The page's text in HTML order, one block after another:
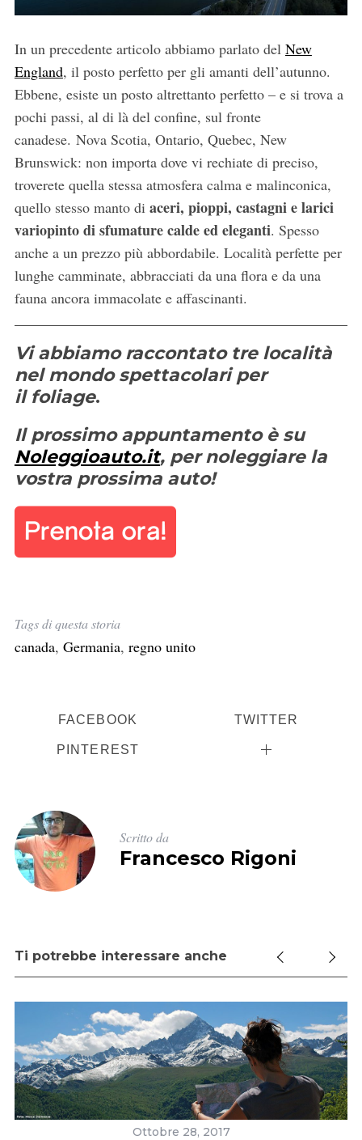
In un precedente articolo abbiamo parlato del New
England, il posto perfetto per gli amanti dell’autunno.
Ebbene, esiste un posto altrettanto perfetto – e si trova a
pochi passi, al di là del confine, sul fronte
canadese. Nova Scotia, Ontario, Quebec, New
Brunswick: non importa dove vi rechiate di preciso,
troverete quella stessa atmosfera calma e malinconica,
quello stesso manto di aceri, pioppi, castagni e larici
variopinto di sfumature calde ed eleganti. Spesso
anche a un prezzo più abbordabile. Località perfette per
lunghe camminate, abbracciati da una flora e da una
fauna ancora immacolate e affascinanti.
Vi abbiamo raccontato tre località
nel mondo spettacolari per
il foliage.
Il prossimo appuntamento è su
Noleggioauto.it, per noleggiare la
vostra prossima auto!
Tags di questa storia
canada, Germania, regno unito
FACEBOOK TWITTER
PINTEREST
Scritto da
Francesco Rigoni
Ti potrebbe interessare anche
Ottobre 28, 2017
r
c